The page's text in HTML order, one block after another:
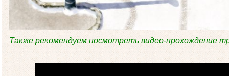
Также рекомендуем посмотреть видео-прохождение